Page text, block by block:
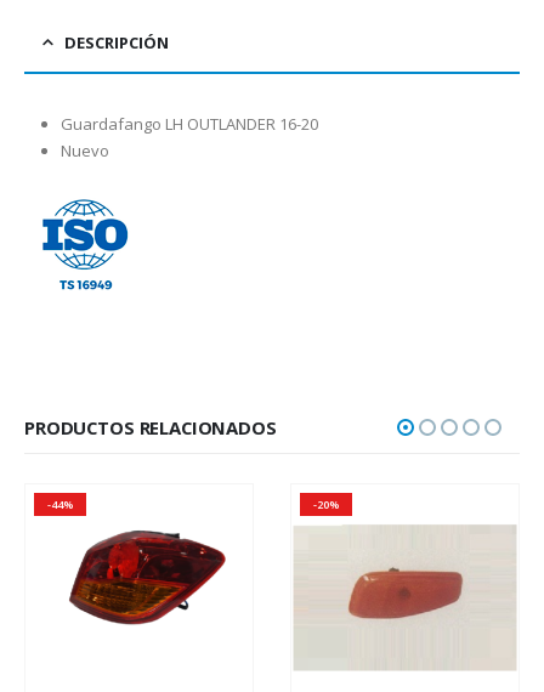
DESCRIPCIÓN
Guardafango LH OUTLANDER 16-20
Nuevo
PRODUCTOS RELACIONADOS
-44% -20%